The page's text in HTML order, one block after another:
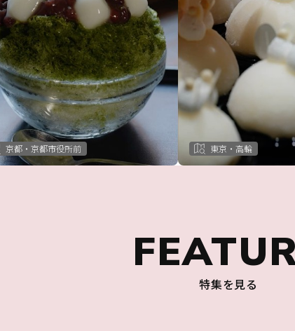
京都・京都市役所前 東京・高輪
特集を見る